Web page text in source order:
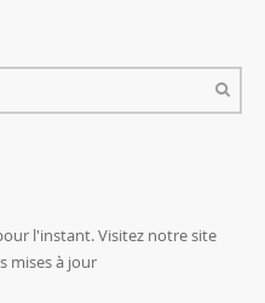
l'instant. Visitez notre site
mises à jour